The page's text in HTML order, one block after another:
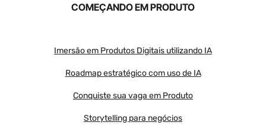
COMEÇANDO EM PRODUTO
Imersão em Produtos Digitais utilizando IA
Roadmap estratégico com uso de IA
Conquiste sua vaga em Produto
Storytelling para negócios